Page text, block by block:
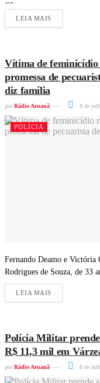
Câmara...
LEIA MAIS
Vítima de feminicídio
promessa de
diz família
por Rádio Aruanã 8 de
POLÍCIA
Fernando Deamo e
Rodrigues de Souza, de 33
LEIA MAIS
Polícia Militar prende
R$ 11,3 mil em
por Rádio Aruanã 8 de